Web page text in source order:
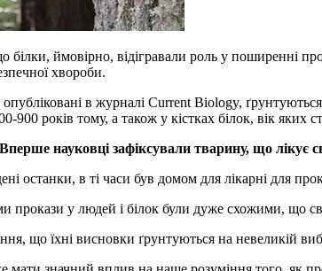
білки, ймовірно, відігравали роль у поширенні
хвороби.
опубліковані в журналі Current Biology,
900 років тому, а також у кістках білок, вік яких
науковці зафіксували тварину, що лікує
останки, в ті часи був домом для лікарні для
прокази у людей і білок були дуже схожими, що
що їхні висновки ґрунтуються на невеликій